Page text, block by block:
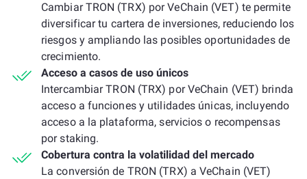
Cambiar TRON (TRX) por VeChain (VET) te permite
diversificar tu cartera de inversiones, reduciendo los
riesgos y ampliando las posibles oportunidades de
crecimiento.
Acceso a casos de uso únicos
Intercambiar TRON (TRX) por VeChain (VET) brinda
acceso a funciones y utilidades únicas, incluyendo
acceso a la plataforma, servicios o recompensas
por staking.
Cobertura contra la volatilidad del mercado
La conversión de TRON (TRX) a VeChain (VET)